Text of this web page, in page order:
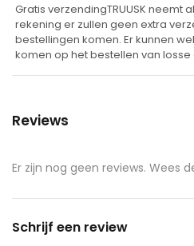
Gratis verzendingTRUUSK neemt
rekening er zullen geen extra
bestellingen komen. Er kunnen
komen op het bestellen van
Reviews
Er zijn nog geen reviews. Wees
Schrijf een review